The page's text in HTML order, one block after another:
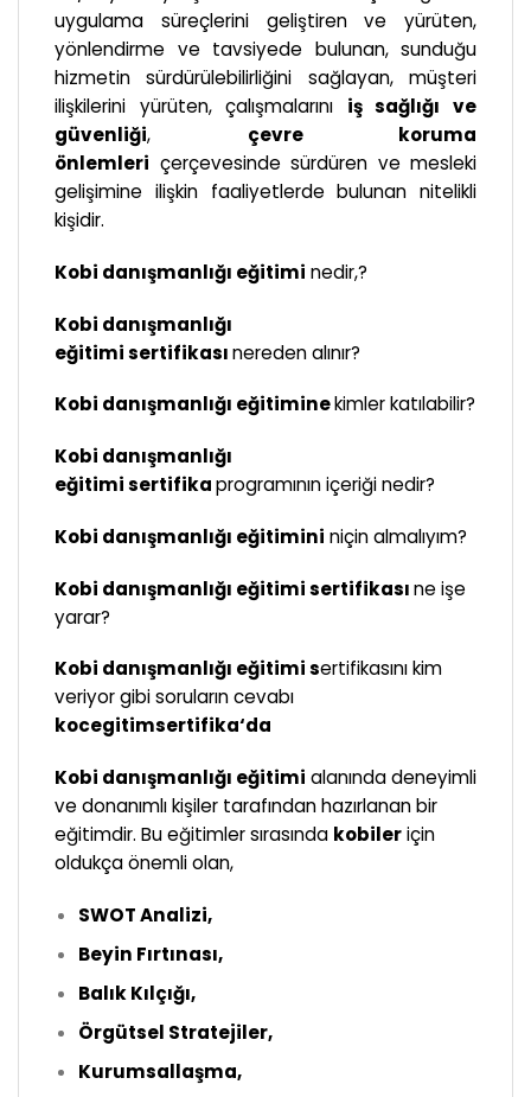
uygulama süreçlerini geliştiren ve yürüten,
yönlendirme ve tavsiyede bulunan, sunduğu
hizmetin sürdürülebilirliğini sağlayan, müşteri
ilişkilerini yürüten, çalışmalarını iş sağlığı ve
güvenliği, çevre koruma
önlemleri çerçevesinde sürdüren ve mesleki
gelişimine ilişkin faaliyetlerde bulunan nitelikli
kişidir.
Kobi danışmanlığı eğitimi nedir,?
Kobi danışmanlığı
eğitimi sertifikasınereden alınır?
Kobi danışmanlığı eğitiminekimler katılabilir?
Kobi danışmanlığı
eğitimi sertifikaprogramının içeriği nedir?
Kobi danışmanlığı eğitimini niçin almalıyım?
Kobi danışmanlığı eğitimi sertifikasıne işe
yarar?
Kobi danışmanlığı eğitimi sertifikasını kim
veriyor gibi soruların cevabı
kocegitimsertifika‘da
Kobi danışmanlığı eğitimi alanında deneyimli
ve donanımlı kişiler tarafından hazırlanan bir
eğitimdir. Bu eğitimler sırasında kobileriçin
oldukça önemli olan,
SWOT Analizi,
Beyin Fırtınası,
Balık Kılçığı,
Örgütsel Stratejiler,
Kurumsallaşma,